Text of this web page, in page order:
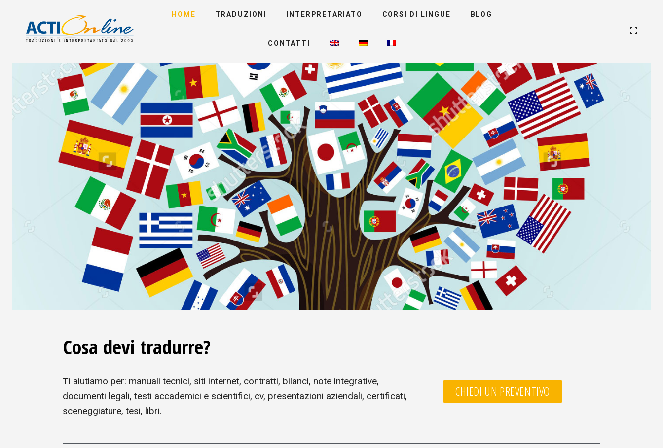
HOME TRADUZIONI INTERPRETARIATO CORSI DI LINGUE BLOG
CONTATTI
Cosa devi tradurre?
Ti aiutiamo per: manuali tecnici, siti internet, contratti, bilanci, note integrative,
documenti legali, testi accademici e scientifici, cv, presentazioni aziendali, certificati,
sceneggiature, tesi, libri.
CHIEDI UN PREVENTIVO